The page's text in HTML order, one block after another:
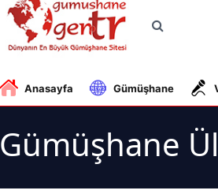
Anasayfa Gümüşhane
Gümüşhane